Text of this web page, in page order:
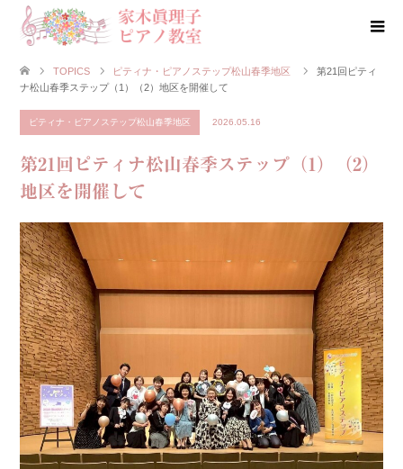
TOPICS ピティナ・ピアノステップ松山春季地区
第21回ピティ
ナ松山春季ステップ（1）（2）地区を開催して
ピティナ・ピアノステップ松山春季地区 2026.05.16
第21回ピティナ松山春季ステップ（1）（2）
地区を開催して